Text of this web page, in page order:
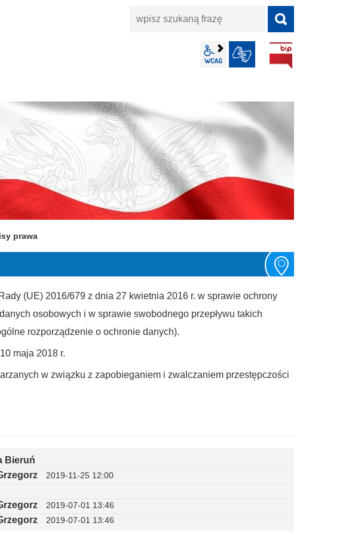
wpisz
wcag2.1
prawa
(UE) 2016/679 z dnia 27 kwietnia 2016 r. w sprawie ochrony
osobowych i w sprawie swobodnego przepływu takich
rozporządzenie o ochronie danych).
maja 2018 r.
w związku z zapobieganiem i zwalczaniem przestępczości
Bieruń
2019-11-25 12:00
2019-07-01 13:46
2019-07-01 13:46